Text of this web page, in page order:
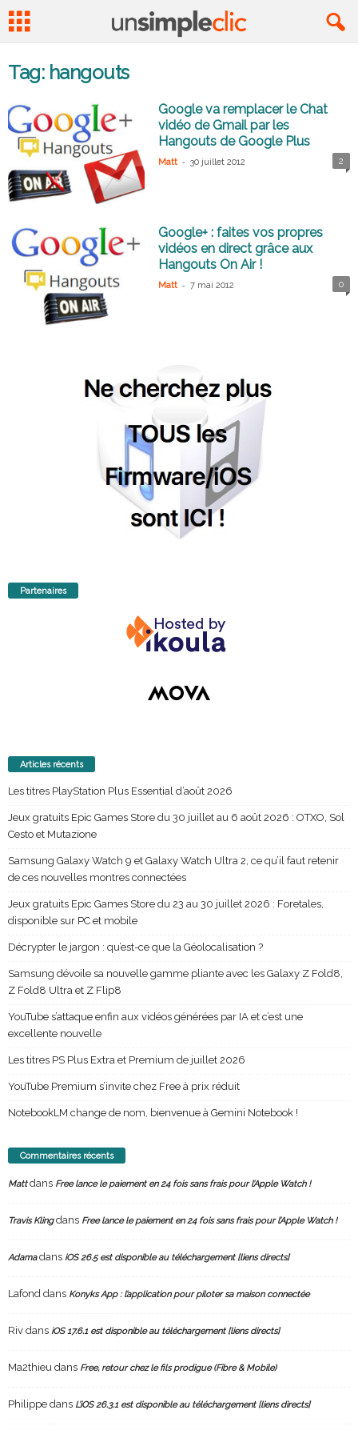
Tag: hangouts
Google va remplacer le Chat
vidéo de Gmail par les
Hangouts de Google Plus
Matt - 30 juillet 2012 2
Google+ : faites vos propres
vidéos en direct grâce aux
Hangouts On Air !
Matt - 7 mai 2012 0
Partenaires
Articles récents
Les titres PlayStation Plus Essential d’août 2026
Jeux gratuits Epic Games Store du 30 juillet au 6 août 2026 : OTXO, Sol
Cesto et Mutazione
Samsung Galaxy Watch 9 et Galaxy Watch Ultra 2, ce qu’il faut retenir
de ces nouvelles montres connectées
Jeux gratuits Epic Games Store du 23 au 30 juillet 2026 : Foretales,
disponible sur PC et mobile
Décrypter le jargon : qu’est-ce que la Géolocalisation ?
Samsung dévoile sa nouvelle gamme pliante avec les Galaxy Z Fold8,
Z Fold8 Ultra et Z Flip8
YouTube s’attaque enfin aux vidéos générées par IA et c’est une
excellente nouvelle
Les titres PS Plus Extra et Premium de juillet 2026
YouTube Premium s’invite chez Free à prix réduit
NotebookLM change de nom, bienvenue à Gemini Notebook !
Commentaires récents
Mattdans Free lance le paiement en 24 fois sans frais pour l’Apple Watch !
Travis Klingdans Free lance le paiement en 24 fois sans frais pour l’Apple Watch !
Adamadans iOS 26.5 est disponible au téléchargement [liens directs]
Lafond dans Konyks App : l’application pour piloter sa maison connectée
Riv dans iOS 17.6.1 est disponible au téléchargement [liens directs]
Ma2thieu dans Free, retour chez le fils prodigue (Fibre & Mobile)
Philippe dans L’iOS 26.3.1 est disponible au téléchargement [liens directs]